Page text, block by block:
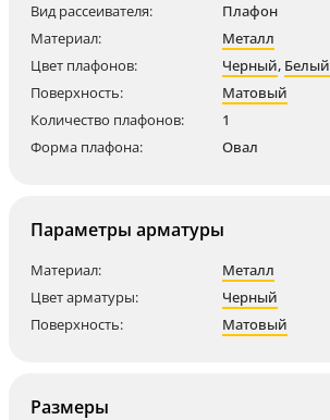
Вид рассеивателя:
Плафон
Материал:
Металл
Цвет плафонов:
Черный, Белый
Поверхность:
Матовый
Количество плафонов:
1
Форма плафона:
Овал
Параметры арматуры
Материал:
Металл
Цвет арматуры:
Черный
Поверхность:
Матовый
Размеры